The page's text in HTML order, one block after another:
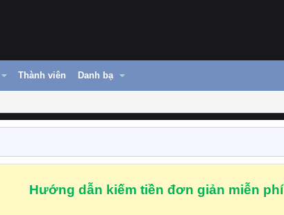
Thành viên Danh bạ
Hướng dẫn kiếm tiền đơn giản miễn phí